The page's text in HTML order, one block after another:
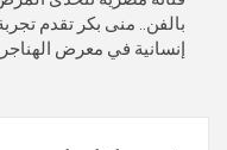
بالفن.. منى بكر تقدم
إنسانية في معرض الهناجر